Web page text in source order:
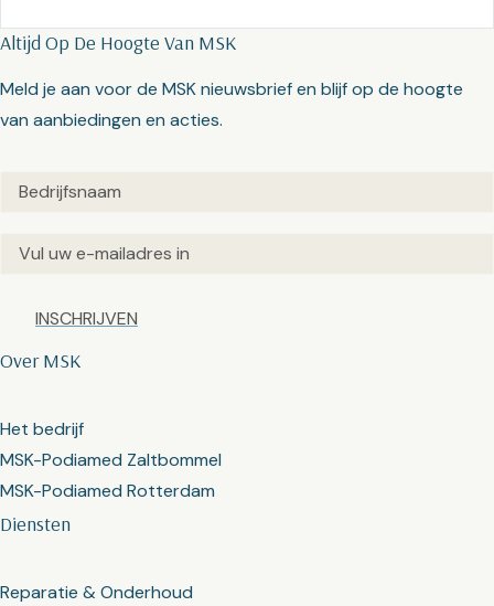
Diensten
Reparatie & Onderhoud
Over MSK
Het bedrijf
MSK-Podiamed Zaltbommel
MSK-Podiamed Rotterdam
Altijd Op De Hoogte Van MSK
Meld je aan voor de MSK nieuwsbrief en blijf op de hoogte
van aanbiedingen en acties.
Untitled(Vereist)
Email(Vereist)
Captcha